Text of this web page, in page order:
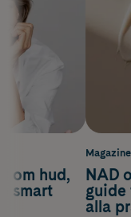
om hud,
smart
NAD
guide
alla